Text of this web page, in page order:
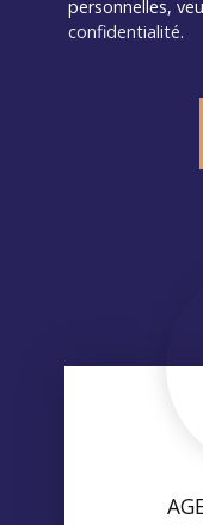
personnelles,
confidentialité.